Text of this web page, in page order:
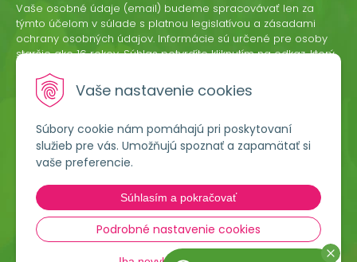
Vaše nastavenie cookies
Súbory cookie nám pomáhajú pri poskytovaní
služieb pre vás. Umožňujú spoznať a zapamätať si
vaše preferencie.
Súhlasím a pokračovať
Podrobné nastavenie cookies
Lumigreen, s.r.o.
Hradská 535
966 54 Tekovské Nemce
ODOBERAŤ
Vaše osobné údaje (email) budeme spracovávať len za
týmto účelom v súlade s platnou legislatívou a zásadami
ochrany osobných údajov. Informácie sú určené pre osoby
staršie ako 16 rokov. Súhlas potvrdíte kliknutím na odkaz, ktorý
odvolať písomne, emailom alebo kliknutím na odkaz z
ktoréhokoľvek informačného emailu.